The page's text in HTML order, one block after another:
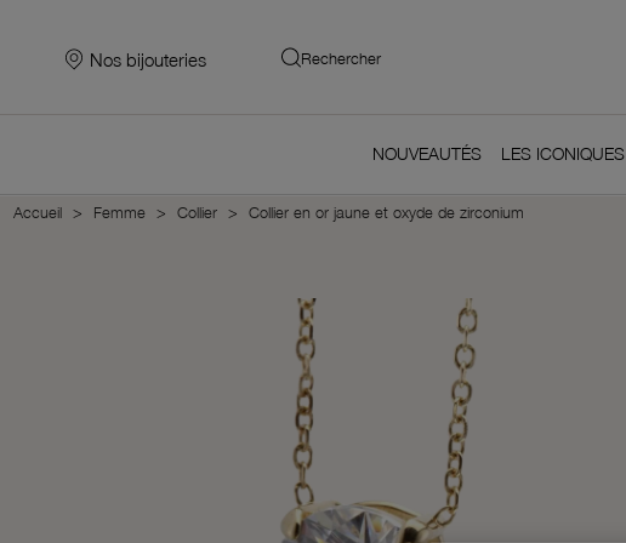
Nos bijouteries Rechercher
NOUVEAUTÉS LES ICONIQUES
Accueil Femme Collier Collier en or jaune et oxyde de zirconium